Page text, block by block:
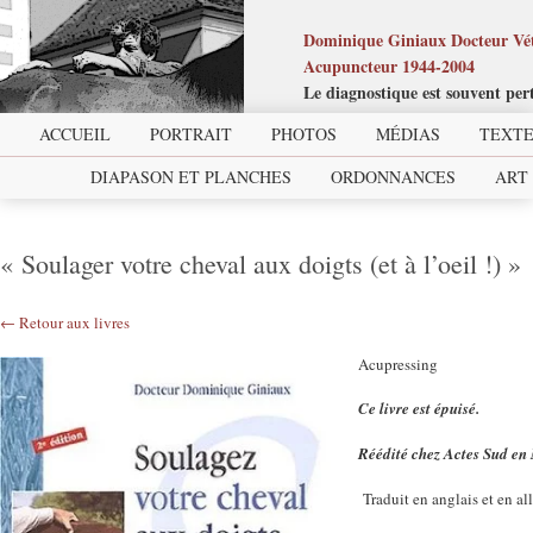
Dominique Giniaux Docteur
Acupuncteur 1944-2004
Le diagnostique est souvent
ACCUEIL PORTRAIT PHOTOS MÉDIAS
DIAPASON ET PLANCHES
ORDONNANCES ART
« Soulager votre cheval aux doigts (et à l’oeil !) »
← Retour aux livres
Acupressing
Ce livre est épuisé.
Réédité chez Actes Sud
Traduit en anglais et en